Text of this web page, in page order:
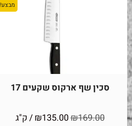
מבצע!
סכין שף ארקוס שקעים 17
₪169.00
₪135.00 / ק"ג